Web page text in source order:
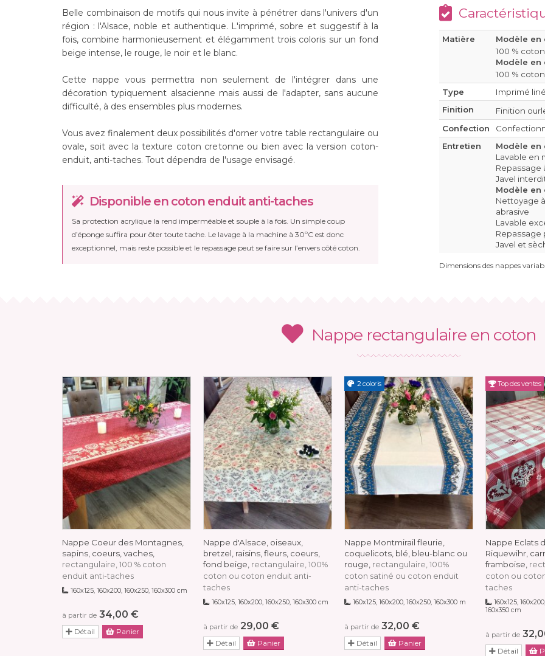
Belle combinaison de motifs qui nous invite à pénétrer dans l'univers d'un
région : l'Alsace, noble et authentique. L'imprimé, sobre et suggestif à la
fois, combine harmonieusement et élégamment trois coloris sur un fond
beige intense, le rouge, le noir et le blanc.
Cette nappe vous permettra non seulement de l'intégrer dans une
décoration typiquement alsacienne mais aussi de l'adapter, sans aucune
difficulté, à des ensembles plus modernes.
Vous avez finalement deux possibilités d'orner votre table rectangulaire ou
ovale, soit avec la texture coton cretonne ou bien avec la version coton-
enduit, anti-taches. Tout dépendra de l'usage envisagé.
Disponible en coton enduit anti-taches
Sa protection acrylique la rend imperméable et souple à la fois. Un simple coup
d’éponge suffira pour ôter toute tache. Le lavage à la machine à 30ºC est donc
exceptionnel, mais reste possible et le repassage peut se faire sur l’envers côté coton.
Matière
Modèle en
100 %
Modèle en
100 %
Type
Imprimé
Finition
Finition
Confection
Entretien
Modèle en
Lavable en
Repassage
Javel
Modèle en
Nettoyage
abrasive
Lavable
Repassage
Javel et
Dimensions des nappes
Nappe rectangulaire en coton
Nappe Coeur des Montagnes,
sapins, coeurs, vaches,
rectangulaire, 100 % coton
enduit anti-taches
160x125, 160x200, 160x250, 160x300 cm
à partir de 34,00 €
Détail Panier
Nappe d'Alsace, oiseaux,
bretzel, raisins, fleurs, coeurs,
fond beige, rectangulaire, 100%
coton ou coton enduit anti-
taches
160x125, 160x200, 160x250, 160x300 cm
à partir de 29,00 €
Détail Panier
2 coloris
Nappe Montmirail fleurie,
coquelicots, blé, bleu-blanc ou
rouge, rectangulaire, 100%
coton satiné ou coton enduit
anti-taches
160x125, 160x200, 160x250, 160x300 m
à partir de 32,00 €
Détail Panier
Top des ventes
Nappe Eclats
Riquewihr,
framboise,
coton ou
taches
160x125,
160x350 cm
à partir de
Détail